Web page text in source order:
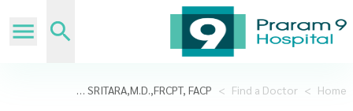
Home
>
Find a Doctor
>
Prof.PIYAMITR SRITARA,M.D.,FRCPT, FACP